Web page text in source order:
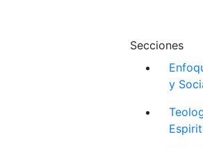
Secciones
y